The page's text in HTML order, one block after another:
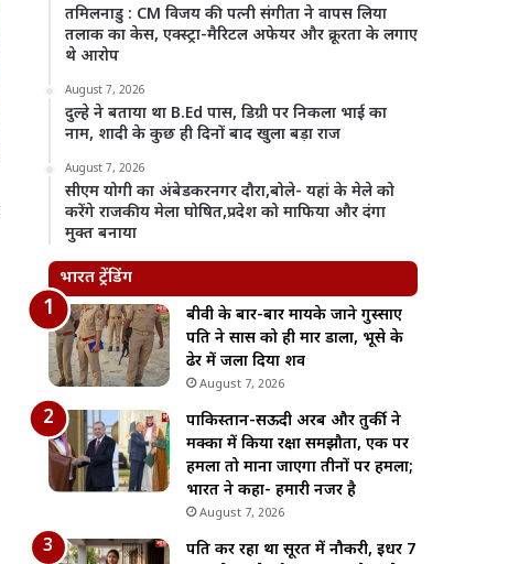
तमिलनाडु : CM विजय की पत्नी संगीता ने वापस लिया
तलाक का केस, एक्स्ट्रा-मैरिटल अफेयर और क्रूरता के लगाए
थे आरोप
August 7, 2026
दुल्हे ने बताया था B.Ed पास, डिग्री पर निकला भाई का
नाम, शादी के कुछ ही दिनों बाद खुला बड़ा राज
August 7, 2026
सीएम योगी का अंबेडकरनगर दौरा,बोले- यहां के मेले को
करेंगे राजकीय मेला घोषित,प्रदेश को माफिया और दंगा
मुक्त बनाया
भारत ट्रेंडिंग
बीवी के बार-बार मायके जाने गुस्साए
पति ने सास को ही मार डाला, भूसे के
ढेर में जला दिया शव
August 7, 2026
पाकिस्तान-सऊदी अरब और तुर्की ने
मक्का में किया रक्षा समझौता, एक पर
हमला तो माना जाएगा तीनों पर हमला;
भारत ने कहा- हमारी नजर है
August 7, 2026
पति कर रहा था सूरत में नौकरी, इधर 7